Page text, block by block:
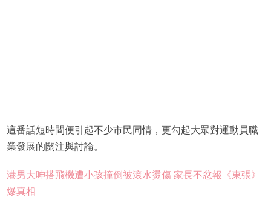
這番話短時間便引起不少市民同情，更勾起大眾對運動員職
業發展的關注與討論。
港男大呻搭飛機遭小孩撞倒被滾水燙傷 家長不忿報《東張》
爆真相